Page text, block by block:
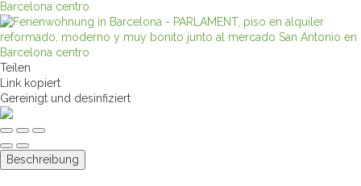
Teilen
Link kopiert
Gereinigt und desinfiziert
Beschreibung